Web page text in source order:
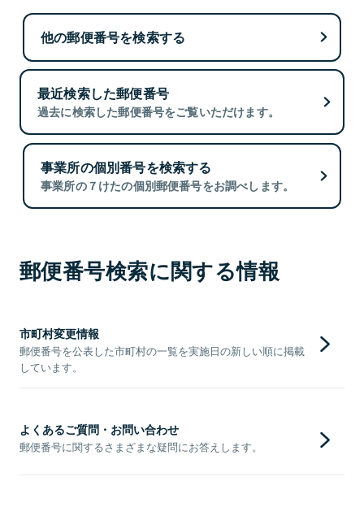
他の郵便番号を検索する
最近検索した郵便番号
過去に検索した郵便番号をご覧いただけます。
事業所の個別番号を検索する
事業所の７けたの個別郵便番号をお調べします。
郵便番号検索に関する情報
市町村変更情報
郵便番号を公表した市町村の一覧を実施日の新しい順に掲載
しています。
よくあるご質問・お問い合わせ
郵便番号に関するさまざまな疑問にお答えします。